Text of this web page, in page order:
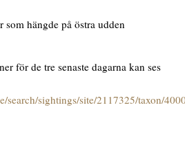
hängde på östra udden
för de tre senaste dagarna kan ses
search/sightings/site/2117325/taxon/